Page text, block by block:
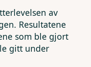
av
Resultatene
som ble gjort
gitt under